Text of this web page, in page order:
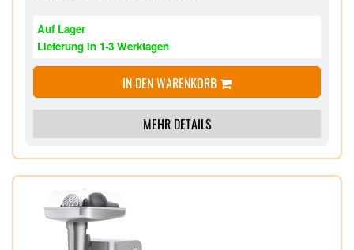
Auf Lager
Lieferung in 1-3 Werktagen
IN DEN WARENKORB
MEHR DETAILS